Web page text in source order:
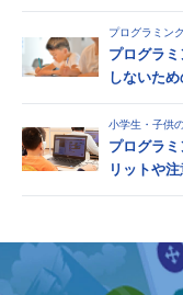
プログラミン
プログラ
しないた
小学生・子供
プログラ
リットや